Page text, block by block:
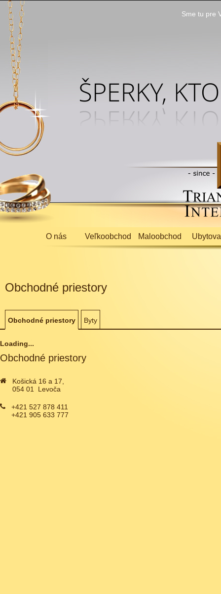
O nás Veľkoobchod Maloobchod
Obchodné priestory
Obchodné priestory Byty
Loading...
Obchodné priestory
Košická 16 a 17,
054 01 Levoča
+421 527 878 411
+421 905 633 777
Sme tu pre